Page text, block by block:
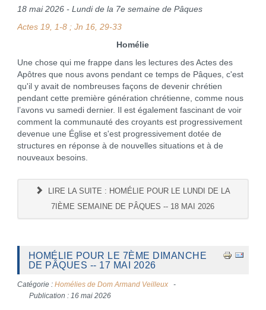
18 mai 2026 - Lundi de la 7e semaine de Pâques
Actes 19, 1-8 ; Jn 16, 29-33
Homélie
Une chose qui me frappe dans les lectures des Actes des
Apôtres que nous avons pendant ce temps de Pâques, c'est
qu'il y avait de nombreuses façons de devenir chrétien
pendant cette première génération chrétienne, comme nous
l’avons vu samedi dernier. Il est également fascinant de voir
comment la communauté des croyants est progressivement
devenue une Église et s'est progressivement dotée de
structures en réponse à de nouvelles situations et à de
nouveaux besoins.
LIRE LA SUITE : HOMÉLIE POUR LE LUNDI DE LA
7IÈME SEMAINE DE PÂQUES -- 18 MAI 2026
HOMÉLIE POUR LE 7ÈME DIMANCHE
DE PÂQUES -- 17 MAI 2026
Catégorie : Homélies de Dom Armand Veilleux
Publication : 16 mai 2026